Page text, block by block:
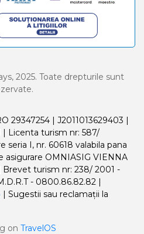
2025. Toate drepturile sunt
29347254 | J2011013629403 |
| Licenta turism nr: 587/
seria I, nr. 60618 valabila pana
asigurare OMNIASIG VIENNA
Brevet turism nr: 238/ 2001 -
- 0800.86.82.82 |
| Sugestii sau reclamații la
on TravelOS